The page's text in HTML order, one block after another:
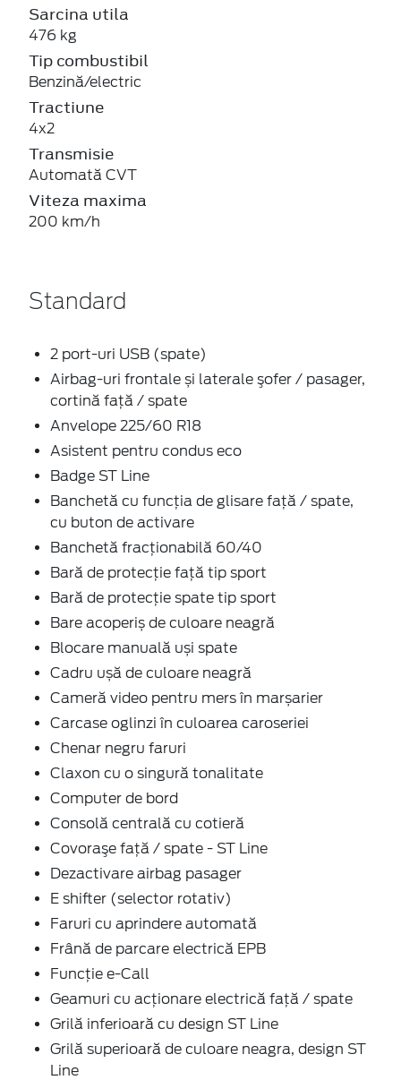
Sarcina utila
476 kg
Tip combustibil
Benzină/electric
Tractiune
4x2
Transmisie
Automată CVT
Viteza maxima
200 km/h
Standard
2 port-uri USB (spate)
Airbag-uri frontale și laterale şofer / pasager,
cortină faţă / spate
Anvelope 225/60 R18
Asistent pentru condus eco
Badge ST Line
Banchetă cu funcţia de glisare faţă / spate,
cu buton de activare
Banchetă fracționabilă 60/40
Bară de protecţie faţă tip sport
Bară de protecţie spate tip sport
Bare acoperiș de culoare neagră
Blocare manuală uși spate
Cadru ușă de culoare neagră
Cameră video pentru mers în marșarier
Carcase oglinzi în culoarea caroseriei
Chenar negru faruri
Claxon cu o singură tonalitate
Computer de bord
Consolă centrală cu cotieră
Covoraşe faţă / spate - ST Line
Dezactivare airbag pasager
E shifter (selector rotativ)
Faruri cu aprindere automată
Frână de parcare electrică EPB
Funcție e-Call
Geamuri cu acţionare electrică faţă / spate
Grilă inferioară cu design ST Line
Grilă superioară de culoare neagra, design ST
Line